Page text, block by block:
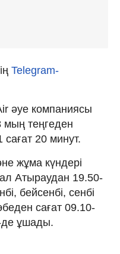
Telegram-
әуе компаниясы
теңгеден
20 минут.
жұма күндері
Атыраудан 19.50-
бейсенбі, сенбі
сағат 09.10-
де ұшады.